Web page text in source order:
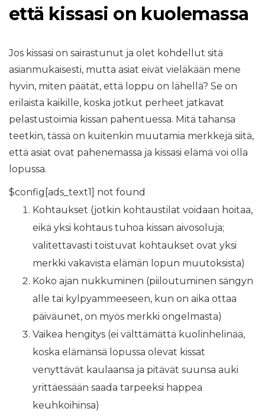
että kissasi on kuolemassa
Jos kissasi on sairastunut ja olet kohdellut sitä
asianmukaisesti, mutta asiat eivät vieläkään mene
hyvin, miten päätät, että loppu on lähellä? Se on
erilaista kaikille, koska jotkut perheet jatkavat
pelastustoimia kissan pahentuessa. Mitä tahansa
teetkin, tässä on kuitenkin muutamia merkkejä siitä,
että asiat ovat pahenemassa ja kissasi elämä voi olla
lopussa.
$config[ads_text1] not found
Kohtaukset (jotkin kohtaustilat voidaan hoitaa,
eikä yksi kohtaus tuhoa kissan aivosoluja;
valitettavasti toistuvat kohtaukset ovat yksi
merkki vakavista elämän lopun muutoksista)
Koko ajan nukkuminen (piiloutuminen sängyn
alle tai kylpyammeeseen, kun on aika ottaa
päiväunet, on myös merkki ongelmasta)
Vaikea hengitys (ei välttämättä kuolinhelinää,
koska elämänsä lopussa olevat kissat
venyttävät kaulaansa ja pitävät suunsa auki
yrittäessään saada tarpeeksi happea
keuhkoihinsa)